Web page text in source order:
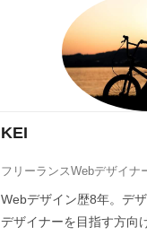
KEI
フリーランスWebデザイナ
Webデザイン歴8年。デ
デザイナーを目指す方向